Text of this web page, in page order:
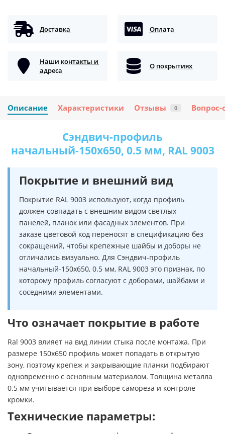
Доставка Оплата
Наши контакты и
адреса
О покрытиях
Описание Характеристики Отзывы 0 Вопрос-
Сэндвич-профиль
начальный-150х650, 0.5 мм, RAL 9003
Покрытие и внешний вид
Покрытие RAL 9003 используют, когда профиль
должен совпадать с внешним видом светлых
панелей, планок или фасадных элементов. При
заказе цветовой код переносят в спецификацию без
сокращений, чтобы крепежные шайбы и доборы не
отличались визуально. Для Сэндвич-профиль
начальный-150х650, 0.5 мм, RAL 9003 это признак, по
которому профиль согласуют с доборами, шайбами и
соседними элементами.
Что означает покрытие в работе
Ral 9003 влияет на вид линии стыка после монтажа. При
размере 150х650 профиль может попадать в открытую
зону, поэтому крепеж и закрывающие планки подбирают
одновременно с основным материалом. Толщина металла
0.5 мм учитывается при выборе самореза и контроле
кромки.
Технические параметры: